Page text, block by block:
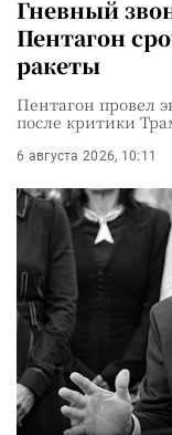
Гневный
Пентагон
ракеты
Пентагон провел
после критики
6 августа 2026, 10:11